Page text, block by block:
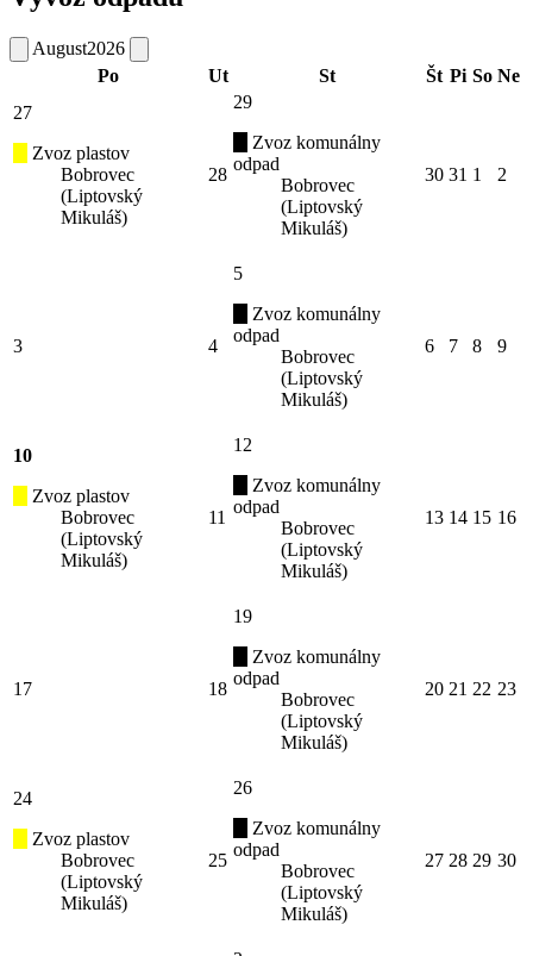
August2026
Po
Ut St Št Pi So Ne
27
Zvoz plastov
Bobrovec
(Liptovský
Mikuláš)
28
29
Zvoz komunálny
odpad
Bobrovec
(Liptovský
Mikuláš)
30 31 1 2
3 4
5
Zvoz komunálny
odpad
Bobrovec
(Liptovský
Mikuláš)
6 7 8 9
10
Zvoz plastov
Bobrovec
(Liptovský
Mikuláš)
11
12
Zvoz komunálny
odpad
Bobrovec
(Liptovský
Mikuláš)
13 14 15 16
17 18
19
Zvoz komunálny
odpad
Bobrovec
(Liptovský
Mikuláš)
20 21 22 23
24
Zvoz plastov
Bobrovec
(Liptovský
Mikuláš)
25
26
Zvoz komunálny
odpad
Bobrovec
(Liptovský
Mikuláš)
27 28 29 30